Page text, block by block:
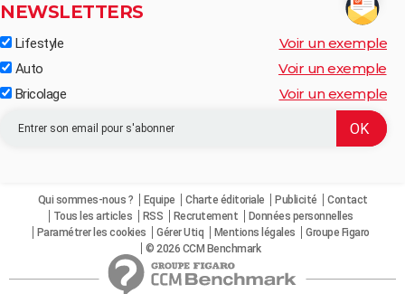
NEWSLETTERS
Lifestyle Voir un exemple
Auto Voir un exemple
Bricolage Voir un exemple
Qui sommes-nous ? Equipe Charte éditoriale Publicité
Contact
Tous les articles
RSS Recrutement
Données personnelles
Paramétrer les cookies
Gérer Utiq Mentions légales
Groupe Figaro
© 2026 CCM Benchmark